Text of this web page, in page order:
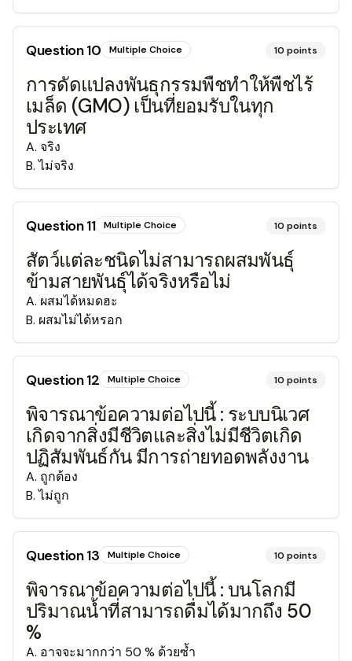
Question10 Multiple Choice 10 points
การดัดแปลงพันธุกรรมพืชทำให้พืชไร้
เมล็ด (GMO) เป็นที่ยอมรับในทุก
ประเทศ
A. จริง
B. ไม่จริง
Question11 Multiple Choice 10 points
สัตว์แต่ละชนิดไม่สามารถผสมพันธุ์
ข้ามสายพันธุ์ได้จริงหรือไม่
A. ผสมได้หมดฮะ
B. ผสมไม่ได้หรอก
Question12 Multiple Choice 10 points
พิจารณาข้อความต่อไปนี้ : ระบบนิเวศ
เกิดจากสิ่งมีชีวิตและสิ่งไม่มีชีวิตเกิด
ปฏิสัมพันธ์กัน มีการถ่ายทอดพลังงาน
A. ถูกต้อง
B. ไม่ถูก
Question13 Multiple Choice 10 points
พิจารณาข้อความต่อไปนี้ : บนโลกมี
ปริมาณน้ำที่สามารถดื่มได้มากถึง 50
%
A. อาจจะมากกว่า 50 % ด้วยซ้ำ